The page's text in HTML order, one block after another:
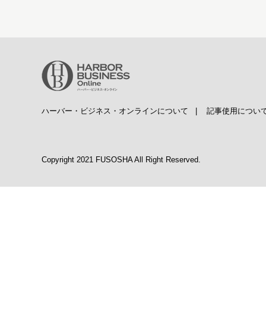
ハーバー・ビジネス・オンラインについて 記事使用につい
Copyright 2021 FUSOSHA All Right Reserved.